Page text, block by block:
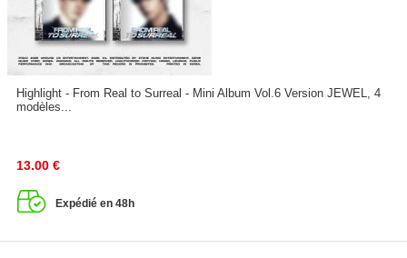
Highlight - From Real to Surreal - Mini Album Vol.6 Version JEWEL, 4
modèles...
13.00 €
Expédié en 48h